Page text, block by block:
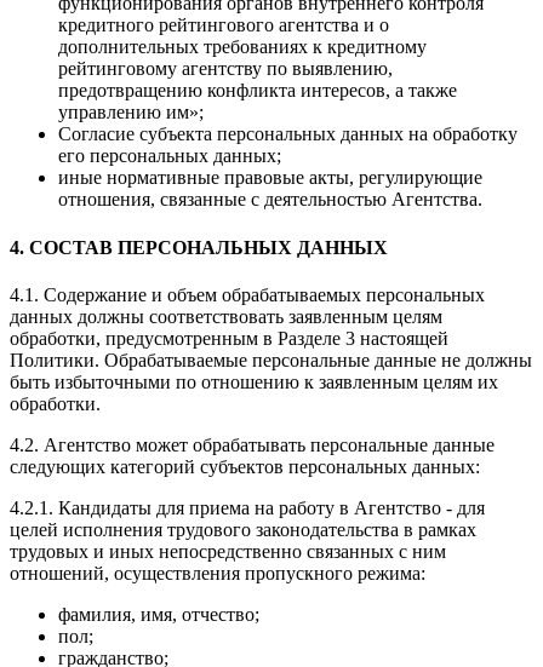
кредитного рейтингового агентства и о
дополнительных требованиях к кредитному
рейтинговому агентству по выявлению,
предотвращению конфликта интересов, а также
управлению им»;
Согласие субъекта персональных данных на обработку
его персональных данных;
иные нормативные правовые акты, регулирующие
отношения, связанные с деятельностью Агентства.
4. СОСТАВ ПЕРСОНАЛЬНЫХ ДАННЫХ
4.1. Содержание и объем обрабатываемых персональных
данных должны соответствовать заявленным целям
обработки, предусмотренным в Разделе 3 настоящей
Политики. Обрабатываемые персональные данные не должны
быть избыточными по отношению к заявленным целям их
обработки.
4.2. Агентство может обрабатывать персональные данные
следующих категорий субъектов персональных данных:
4.2.1. Кандидаты для приема на работу в Агентство - для
целей исполнения трудового законодательства в рамках
трудовых и иных непосредственно связанных с ним
отношений, осуществления пропускного режима:
фамилия, имя, отчество;
пол;
гражданство;